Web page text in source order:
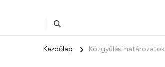
Kezdőlap Közgyűlési határozatok